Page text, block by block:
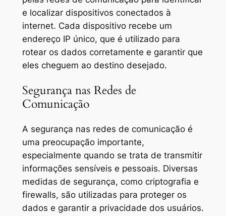
e localizar dispositivos conectados à
internet. Cada dispositivo recebe um
endereço IP único, que é utilizado para
rotear os dados corretamente e garantir que
eles cheguem ao destino desejado.
Segurança nas Redes de
Comunicação
A segurança nas redes de comunicação é
uma preocupação importante,
especialmente quando se trata de transmitir
informações sensíveis e pessoais. Diversas
medidas de segurança, como criptografia e
firewalls, são utilizadas para proteger os
dados e garantir a privacidade dos usuários.